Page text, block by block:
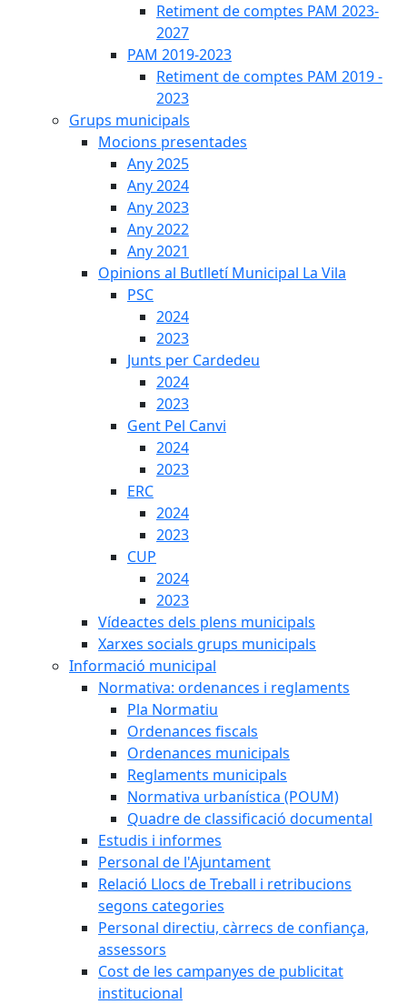
Retiment de comptes PAM 2023-
2027
PAM 2019-2023
Retiment de comptes PAM 2019 -
2023
Grups municipals
Mocions presentades
Any 2025
Any 2024
Any 2023
Any 2022
Any 2021
Opinions al Butlletí Municipal La Vila
PSC
2024
2023
Junts per Cardedeu
2024
2023
Gent Pel Canvi
2024
2023
ERC
2024
2023
CUP
2024
2023
Vídeactes dels plens municipals
Xarxes socials grups municipals
Informació municipal
Normativa: ordenances i reglaments
Pla Normatiu
Ordenances fiscals
Ordenances municipals
Reglaments municipals
Normativa urbanística (POUM)
Quadre de classificació documental
Estudis i informes
Personal de l'Ajuntament
Relació Llocs de Treball i retribucions
segons categories
Personal directiu, càrrecs de confiança,
assessors
Cost de les campanyes de publicitat
institucional